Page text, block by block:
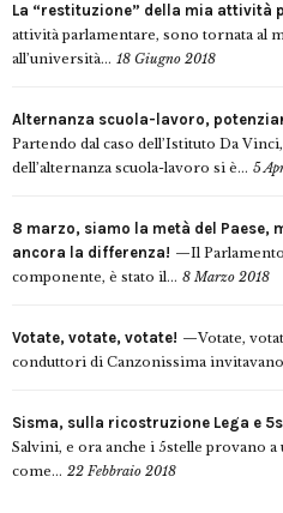
La “restituzione” della mia attività
attività parlamentare, sono tornata al
all’università... 18 Giugno 2018
Alternanza scuola-lavoro,
Partendo dal caso dell’Istituto Da
dell’alternanza scuola-lavoro si è... 5
8 marzo, siamo la metà del Paese,
ancora la differenza!
Il
componente, è stato il... 8 Marzo 2018
Votate, votate, votate!
Votate,
conduttori di Canzonissima
Sisma, sulla ricostruzione Lega e
Salvini, e ora anche i 5stelle provano
come... 22 Febbraio 2018